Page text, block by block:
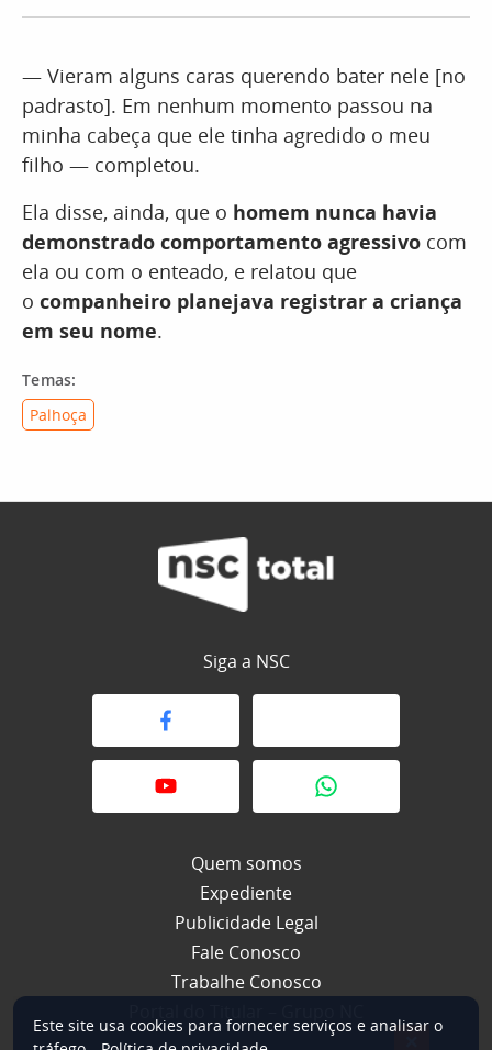
— Vieram alguns caras querendo bater nele [no
padrasto]. Em nenhum momento passou na
minha cabeça que ele tinha agredido o meu
filho — completou.
Ela disse, ainda, que o homem nunca havia
demonstrado comportamento agressivo com
ela ou com o enteado, e relatou que
o companheiro planejava registrar a criança
em seu nome.
Temas:
Palhoça
Siga a NSC
Quem somos
Expediente
Publicidade Legal
Fale Conosco
Trabalhe Conosco
Este site usa cookies para fornecer serviços e analisar o